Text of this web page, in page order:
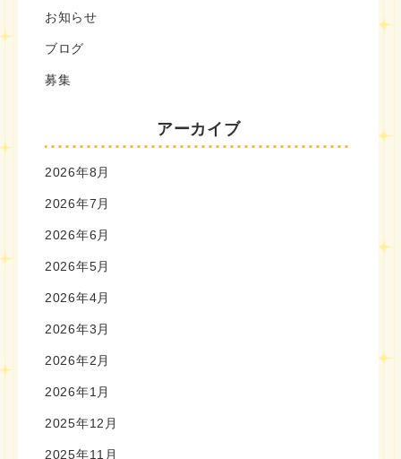
お知らせ
ブログ
募集
アーカイブ
2026年8月
2026年7月
2026年6月
2026年5月
2026年4月
2026年3月
2026年2月
2026年1月
2025年12月
2025年11月